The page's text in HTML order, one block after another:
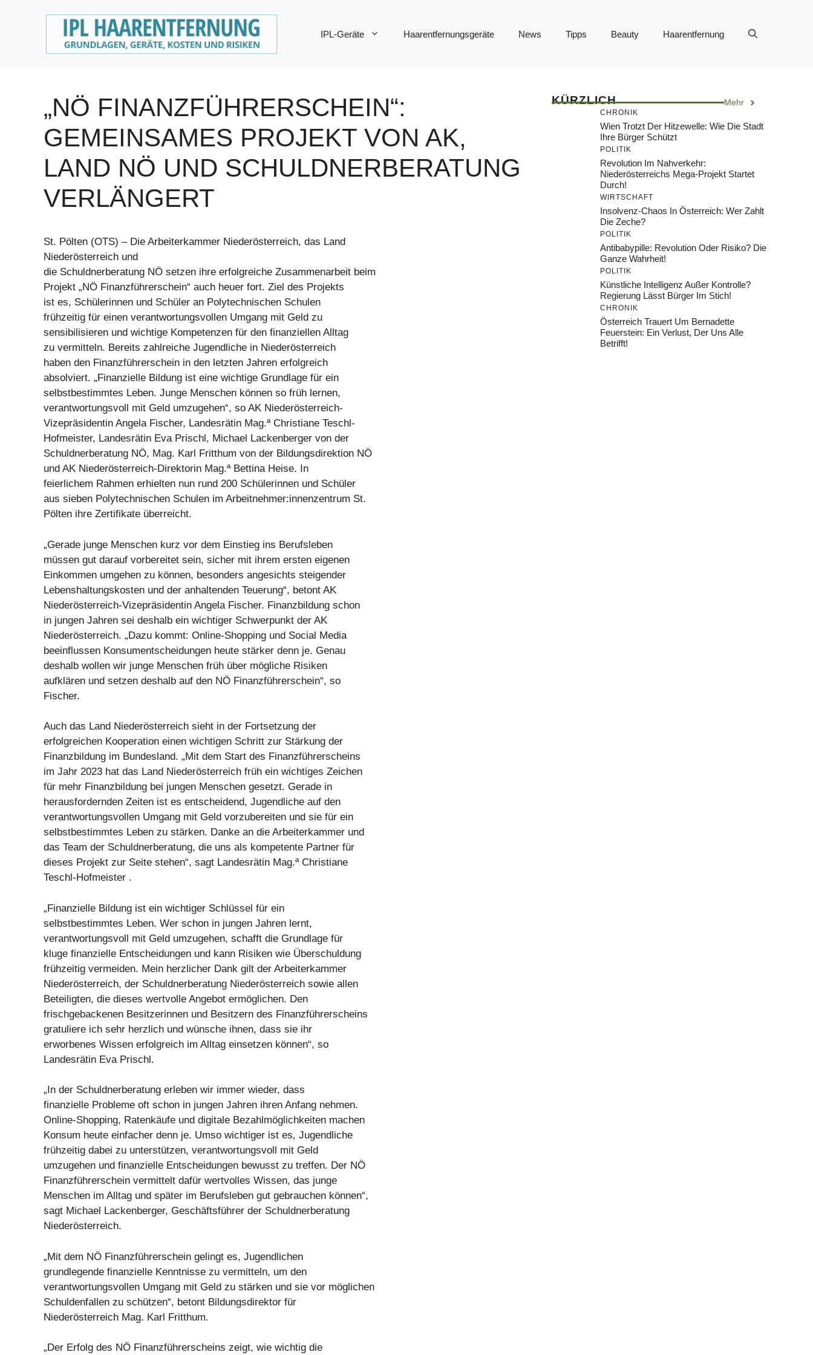
IPL-Geräte Haarentfernungsgeräte News Tipps Beauty Haarentfernung
„NÖ FINANZFÜHRERSCHEIN“:
GEMEINSAMES PROJEKT VON AK,
LAND NÖ UND SCHULDNERBERATUNG
VERLÄNGERT
St. Pölten (OTS) – Die Arbeiterkammer Niederösterreich, das Land
Niederösterreich und
die Schuldnerberatung NÖ setzen ihre erfolgreiche Zusammenarbeit beim
Projekt „NÖ Finanzführerschein“ auch heuer fort. Ziel des Projekts
ist es, Schülerinnen und Schüler an Polytechnischen Schulen
frühzeitig für einen verantwortungsvollen Umgang mit Geld zu
sensibilisieren und wichtige Kompetenzen für den finanziellen Alltag
zu vermitteln. Bereits zahlreiche Jugendliche in Niederösterreich
haben den Finanzführerschein in den letzten Jahren erfolgreich
absolviert. „Finanzielle Bildung ist eine wichtige Grundlage für ein
selbstbestimmtes Leben. Junge Menschen können so früh lernen,
verantwortungsvoll mit Geld umzugehen“, so AK Niederösterreich-
Vizepräsidentin Angela Fischer, Landesrätin Mag.ª Christiane Teschl-
Hofmeister, Landesrätin Eva Prischl, Michael Lackenberger von der
Schuldnerberatung NÖ, Mag. Karl Fritthum von der Bildungsdirektion NÖ
und AK Niederösterreich-Direktorin Mag.ª Bettina Heise. In
feierlichem Rahmen erhielten nun rund 200 Schülerinnen und Schüler
aus sieben Polytechnischen Schulen im Arbeitnehmer:innenzentrum St.
Pölten ihre Zertifikate überreicht.
„Gerade junge Menschen kurz vor dem Einstieg ins Berufsleben
müssen gut darauf vorbereitet sein, sicher mit ihrem ersten eigenen
Einkommen umgehen zu können, besonders angesichts steigender
Lebenshaltungskosten und der anhaltenden Teuerung“, betont AK
Niederösterreich-Vizepräsidentin Angela Fischer. Finanzbildung schon
in jungen Jahren sei deshalb ein wichtiger Schwerpunkt der AK
Niederösterreich. „Dazu kommt: Online-Shopping und Social Media
beeinflussen Konsumentscheidungen heute stärker denn je. Genau
deshalb wollen wir junge Menschen früh über mögliche Risiken
aufklären und setzen deshalb auf den NÖ Finanzführerschein“, so
Fischer.
Auch das Land Niederösterreich sieht in der Fortsetzung der
erfolgreichen Kooperation einen wichtigen Schritt zur Stärkung der
Finanzbildung im Bundesland. „Mit dem Start des Finanzführerscheins
im Jahr 2023 hat das Land Niederösterreich früh ein wichtiges Zeichen
für mehr Finanzbildung bei jungen Menschen gesetzt. Gerade in
herausfordernden Zeiten ist es entscheidend, Jugendliche auf den
verantwortungsvollen Umgang mit Geld vorzubereiten und sie für ein
selbstbestimmtes Leben zu stärken. Danke an die Arbeiterkammer und
das Team der Schuldnerberatung, die uns als kompetente Partner für
dieses Projekt zur Seite stehen“, sagt Landesrätin Mag.ª Christiane
Teschl-Hofmeister .
„Finanzielle Bildung ist ein wichtiger Schlüssel für ein
selbstbestimmtes Leben. Wer schon in jungen Jahren lernt,
verantwortungsvoll mit Geld umzugehen, schafft die Grundlage für
kluge finanzielle Entscheidungen und kann Risiken wie Überschuldung
frühzeitig vermeiden. Mein herzlicher Dank gilt der Arbeiterkammer
Niederösterreich, der Schuldnerberatung Niederösterreich sowie allen
Beteiligten, die dieses wertvolle Angebot ermöglichen. Den
frischgebackenen Besitzerinnen und Besitzern des Finanzführerscheins
gratuliere ich sehr herzlich und wünsche ihnen, dass sie ihr
erworbenes Wissen erfolgreich im Alltag einsetzen können“, so
Landesrätin Eva Prischl.
„In der Schuldnerberatung erleben wir immer wieder, dass
finanzielle Probleme oft schon in jungen Jahren ihren Anfang nehmen.
Online-Shopping, Ratenkäufe und digitale Bezahlmöglichkeiten machen
Konsum heute einfacher denn je. Umso wichtiger ist es, Jugendliche
frühzeitig dabei zu unterstützen, verantwortungsvoll mit Geld
umzugehen und finanzielle Entscheidungen bewusst zu treffen. Der NÖ
Finanzführerschein vermittelt dafür wertvolles Wissen, das junge
Menschen im Alltag und später im Berufsleben gut gebrauchen können“,
sagt Michael Lackenberger, Geschäftsführer der Schuldnerberatung
Niederösterreich.
„Mit dem NÖ Finanzführerschein gelingt es, Jugendlichen
grundlegende finanzielle Kenntnisse zu vermitteln, um den
verantwortungsvollen Umgang mit Geld zu stärken und sie vor möglichen
Schuldenfallen zu schützen“, betont Bildungsdirektor für
Niederösterreich Mag. Karl Fritthum.
„Der Erfolg des NÖ Finanzführerscheins zeigt, wie wichtig die
KÜRZLICH Mehr
CHRONIK
Wien Trotzt Der Hitzewelle: Wie Die Stadt
Ihre Bürger Schützt
POLITIK
Revolution Im Nahverkehr:
Niederösterreichs Mega-Projekt Startet
Durch!
WIRTSCHAFT
Insolvenz-Chaos In Österreich: Wer Zahlt
Die Zeche?
POLITIK
Antibabypille: Revolution Oder Risiko? Die
Ganze Wahrheit!
POLITIK
Künstliche Intelligenz Außer Kontrolle?
Regierung Lässt Bürger Im Stich!
CHRONIK
Österreich Trauert Um Bernadette
Feuerstein: Ein Verlust, Der Uns Alle
Betrifft!